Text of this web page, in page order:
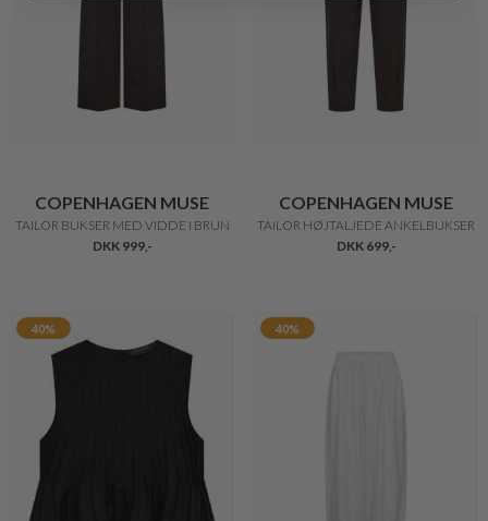
COPENHAGEN MUSE
TAILOR BUKSER MED VIDDE I BRUN
DKK 999,-
COPENHAGEN MUSE
TAILOR HØJTALJEDE ANKELBUKSER
DKK 699,-
40% 40%